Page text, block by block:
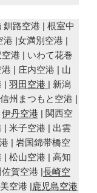
路空港 | 根室中
港 |女満別空港 |
港 | いわて花巻
| 庄内空港 | 山
| 羽田空港 | 新潟
州まつもと空港 |
伊丹空港 | 関西空
| 米子空港 | 出雲
| 岩国錦帯橋空
| 松山空港 | 高知
賀空港 |長崎空
空港 |鹿児島空港